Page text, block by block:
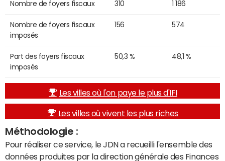
Nombre de foyers fiscaux 310 1 186
Nombre de foyers fiscaux
imposés
156 574
Part des foyers fiscaux
imposés
50,3 % 48,1 %
Les villes où l'on paye le plus d'IFI
Les villes où vivent les plus riches
Méthodologie :
Pour réaliser ce service, le JDN a recueilli l'ensemble des
données produites par la direction générale des Finances